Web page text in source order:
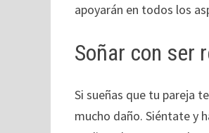
apoyarán en todos los
Soñar con ser
Si sueñas que tu pareja
mucho daño. Siéntate y